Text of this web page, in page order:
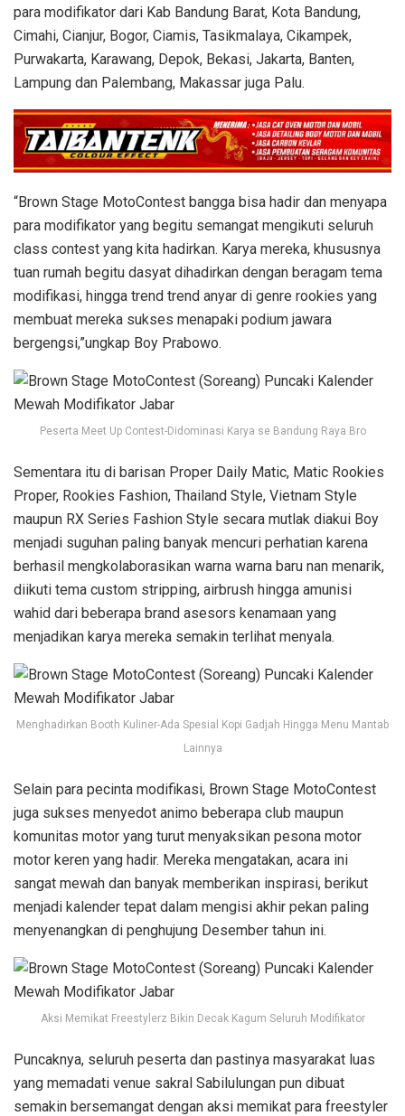
para modifikator dari Kab Bandung Barat, Kota Bandung,
Cimahi, Cianjur, Bogor, Ciamis, Tasikmalaya, Cikampek,
Purwakarta, Karawang, Depok, Bekasi, Jakarta, Banten,
Lampung dan Palembang, Makassar juga Palu.
“Brown Stage MotoContest bangga bisa hadir dan menyapa
para modifikator yang begitu semangat mengikuti seluruh
class contest yang kita hadirkan. Karya mereka, khususnya
tuan rumah begitu dasyat dihadirkan dengan beragam tema
modifikasi, hingga trend trend anyar di genre rookies yang
membuat mereka sukses menapaki podium jawara
bergengsi,”ungkap Boy Prabowo.
Peserta Meet Up Contest-Didominasi Karya se Bandung Raya Bro
Sementara itu di barisan Proper Daily Matic, Matic Rookies
Proper, Rookies Fashion, Thailand Style, Vietnam Style
maupun RX Series Fashion Style secara mutlak diakui Boy
menjadi suguhan paling banyak mencuri perhatian karena
berhasil mengkolaborasikan warna warna baru nan menarik,
diikuti tema custom stripping, airbrush hingga amunisi
wahid dari beberapa brand asesors kenamaan yang
menjadikan karya mereka semakin terlihat menyala.
Menghadirkan Booth Kuliner-Ada Spesial Kopi Gadjah Hingga Menu Mantab
Lainnya
Selain para pecinta modifikasi, Brown Stage MotoContest
juga sukses menyedot animo beberapa club maupun
komunitas motor yang turut menyaksikan pesona motor
motor keren yang hadir. Mereka mengatakan, acara ini
sangat mewah dan banyak memberikan inspirasi, berikut
menjadi kalender tepat dalam mengisi akhir pekan paling
menyenangkan di penghujung Desember tahun ini.
Aksi Memikat Freestylerz Bikin Decak Kagum Seluruh Modifikator
Puncaknya, seluruh peserta dan pastinya masyarakat luas
yang memadati venue sakral Sabilulungan pun dibuat
semakin bersemangat dengan aksi memikat para freestyler